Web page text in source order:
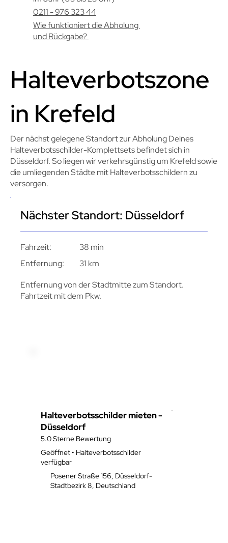
0211 - 976 323 44
Wie funktioniert die Abholung
und Rückgabe?
Halteverbotszone
in Krefeld
Der nächst gelegene Standort zur Abholung Deines
Halteverbotsschilder-Komplettsets befindet sich in
Düsseldorf. So liegen wir verkehrsgünstig um Krefeld sowie
die umliegenden Städte mit Halteverbotsschildern zu
versorgen.
Nächster Standort: Düsseldorf
Fahrzeit:
Entfernung:
38 min
31 km
Entfernung von der Stadtmitte zum Standort.
Fahrtzeit mit dem Pkw.
Halteverbotsschilder mieten -
Düsseldorf
5.0 Sterne Bewertung
Geöffnet • Halteverbotsschilder
verfügbar
Posener Straße 156, Düsseldorf-
Stadtbezirk 8, Deutschland